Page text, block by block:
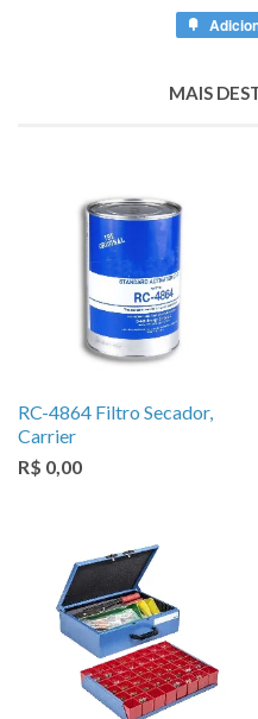
no
Facebook
MAIS
RC-4864 Filtro Secador,
Carrier
R$ 0,00